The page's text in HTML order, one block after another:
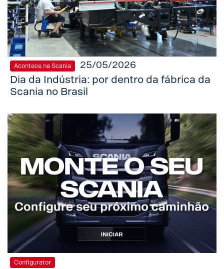
Acontece na Scania 25/05/2026
Dia da Indústria: por dentro da fábrica da
Scania no Brasil
Configurator